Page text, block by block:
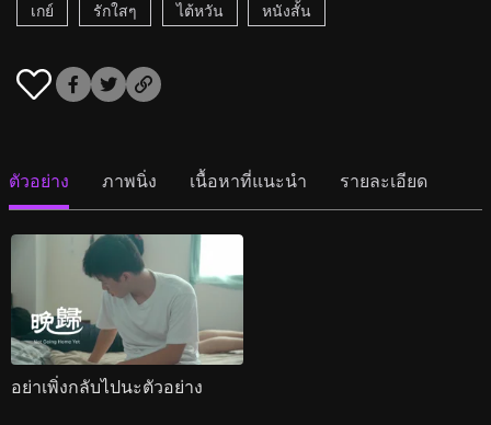
เกย์
รักใสๆ ไต้หวัน หนังสั้น
ตัวอย่าง ภาพนิ่ง เนื้อหาที่แนะนำ รายละเอียด
อย่าเพิ่งกลับไปนะตัวอย่าง